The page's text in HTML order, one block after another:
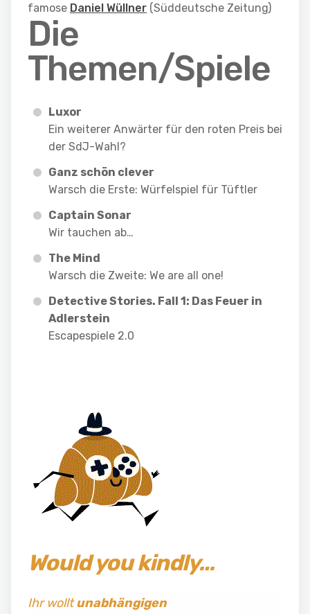
famose Daniel Wüllner (Süddeutsche Zeitung)
Die
Themen/Spiele
Luxor
Ein weiterer Anwärter für den roten Preis bei
der SdJ-Wahl?
Ganz schön clever
Warsch die Erste: Würfelspiel für Tüftler
Captain Sonar
Wir tauchen ab…
The Mind
Warsch die Zweite: We are all one!
Detective Stories. Fall 1: Das Feuer in
Adlerstein
Escapespiele 2.0
Would you kindly…
Ihr wolltunabhängigen